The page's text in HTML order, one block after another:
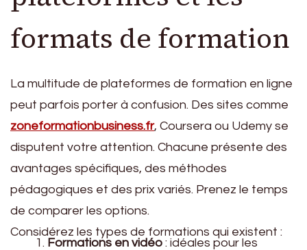
formats de formation
La multitude de plateformes de formation en ligne
peut parfois porter à confusion. Des sites comme
zoneformationbusiness.fr, Coursera ou Udemy se
disputent votre attention. Chacune présente des
avantages spécifiques, des méthodes
pédagogiques et des prix variés. Prenez le temps
de comparer les options.
Considérez les types de formations qui existent :
Formations en vidéo : idéales pour les